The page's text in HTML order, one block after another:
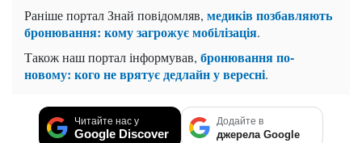
Раніше портал Знай повідомляв, медиків позбавляють
бронювання: кому загрожує мобілізація.
Також наш портал інформував, бронювання по-
новому: кого не врятує дедлайн у вересні.
Читайте нас у
Google Discover
Додайте в
джерела Google